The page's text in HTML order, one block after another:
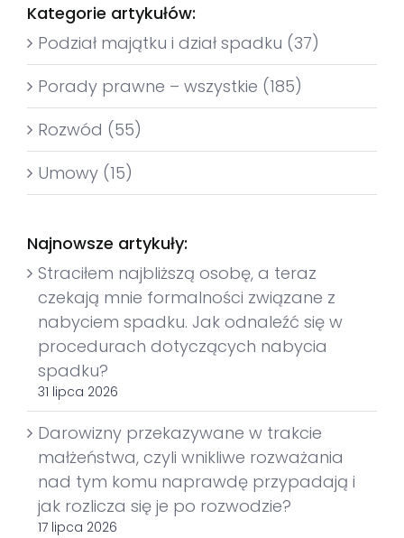
Kategorie artykułów:
Podział majątku i dział spadku (37)
Porady prawne – wszystkie (185)
Rozwód (55)
Umowy (15)
Najnowsze artykuły:
Straciłem najbliższą osobę, a teraz
czekają mnie formalności związane z
nabyciem spadku. Jak odnaleźć się w
procedurach dotyczących nabycia
spadku?
31 lipca 2026
Darowizny przekazywane w trakcie
małżeństwa, czyli wnikliwe rozważania
nad tym komu naprawdę przypadają i
jak rozlicza się je po rozwodzie?
17 lipca 2026